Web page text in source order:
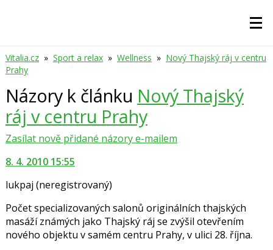
Vitalia.cz » Sport a relax » Wellness » Nový Thajský ráj v centru
Prahy
Názory k článku Nový Thajský
ráj v centru Prahy
Zasílat nově přidané názory e-mailem
8. 4. 2010 15:55
lukpaj (neregistrovaný)
Počet specializovaných salonů originálních thajských
masáží známých jako Thajský ráj se zvýšil otevřením
nového objektu v samém centru Prahy, v ulici 28. října.